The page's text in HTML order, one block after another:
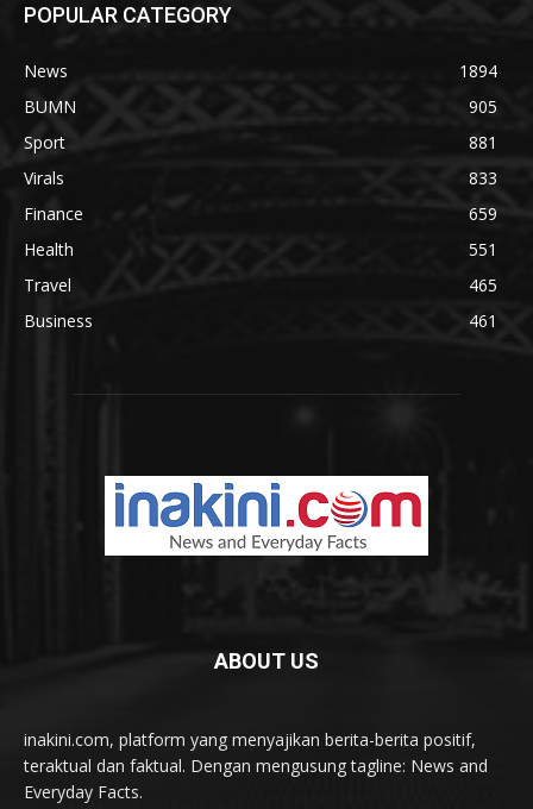
POPULAR CATEGORY
News
1894
BUMN
905
Sport
881
Virals
833
Finance
659
Health
551
Travel
465
Business
461
ABOUT US
inakini.com, platform yang menyajikan berita-berita positif,
teraktual dan faktual. Dengan mengusung tagline: News and
Everyday Facts.